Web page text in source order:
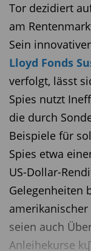
Tor dezidiert
am
Sein
Lloyd Fonds
verfolgt, lässt
Spies nutzt
die durch
Beispiele für
Spies etwa
US-Dollar-
Gelegenheiten
seien auch
Anleihekurse